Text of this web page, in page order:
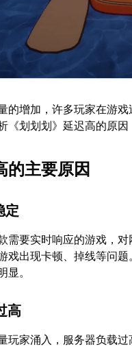
的增加，许多玩家在游
《划划划》延迟高的原因
的主要原因
定
需要实时响应的游戏，
戏出现卡顿、掉线等问
显。
高
玩家涌入，服务器负载